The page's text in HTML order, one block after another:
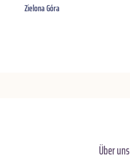
Zielona Góra
Über uns